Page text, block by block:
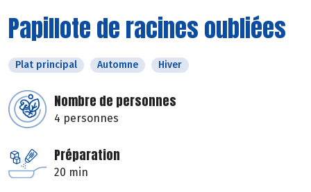
Papillote de racines oubliées
Plat principal Automne Hiver
Nombre de personnes
4 personnes
Préparation
20 min